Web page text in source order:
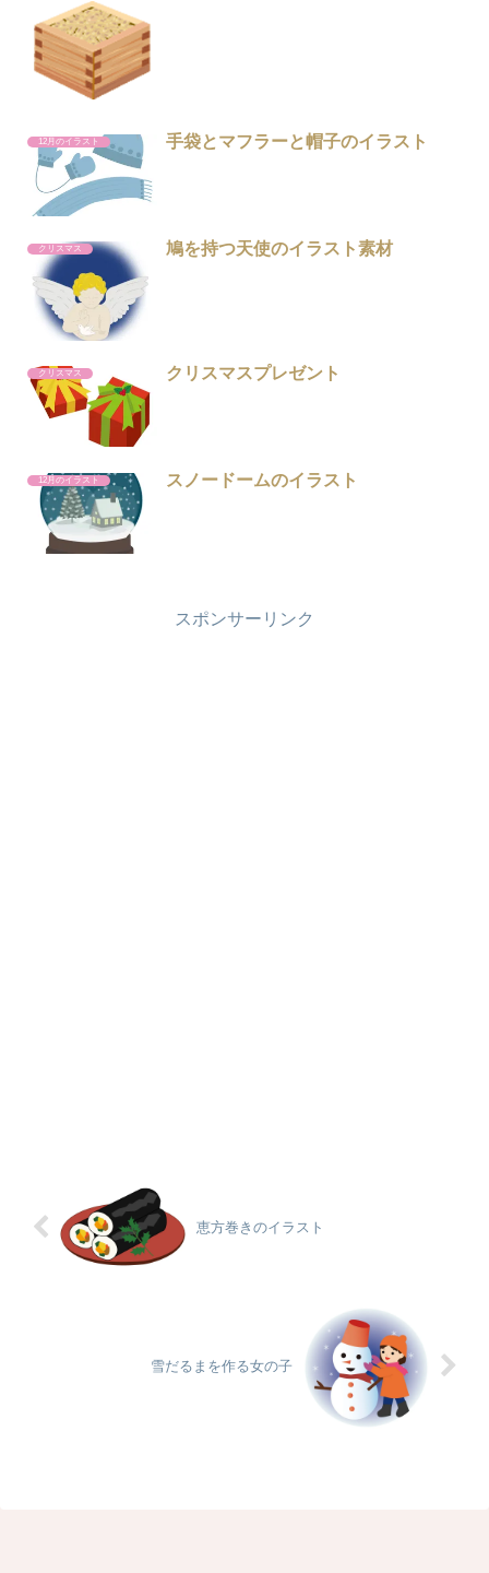
12月のイラスト 手袋とマフラーと帽子のイラスト
クリスマス 鳩を持つ天使のイラスト素材
クリスマス クリスマスプレゼント
12月のイラスト スノードームのイラスト
スポンサーリンク
恵方巻きのイラスト
雪だるまを作る女の子